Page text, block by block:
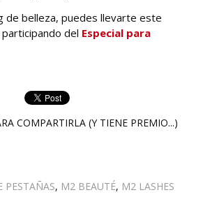
de belleza, puedes llevarte este
del Especial para
COMPARTIRLA (Y TIENE PREMIO...)
PESTAÑAS, M2 BEAUTÉ, M2 LASHES